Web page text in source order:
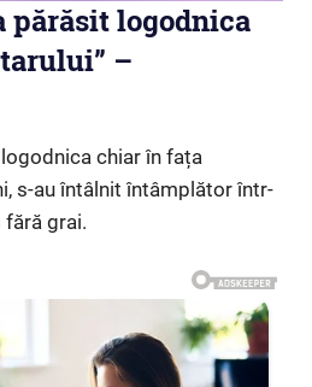
părăsit logodnica
–
chiar în fața
s-au întâlnit întâmplător într-
fără grai.